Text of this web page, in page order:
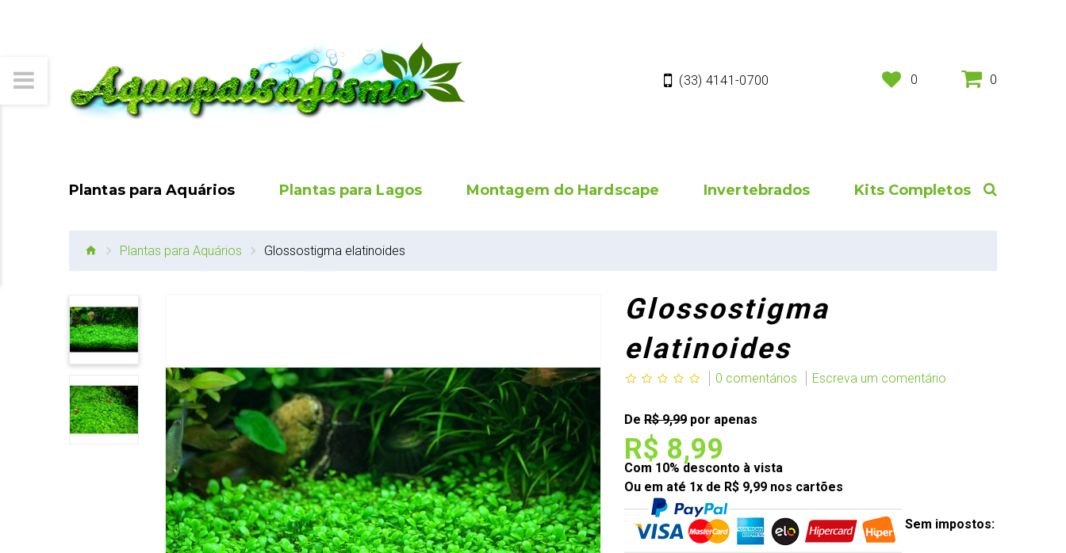
(33) 4141-0700 0 0
Plantas para Aquários Plantas para Lagos Montagem do Hardscape Invertebrados Kits Completos
Plantas para Aquários Glossostigma elatinoides
Glossostigma
elatinoides
0 comentários Escreva um comentário
De R$ 9,99 por apenas
R$ 8,99
Com 10% desconto à vista
Ou em até 1x de R$ 9,99 nos cartões
Sem impostos: